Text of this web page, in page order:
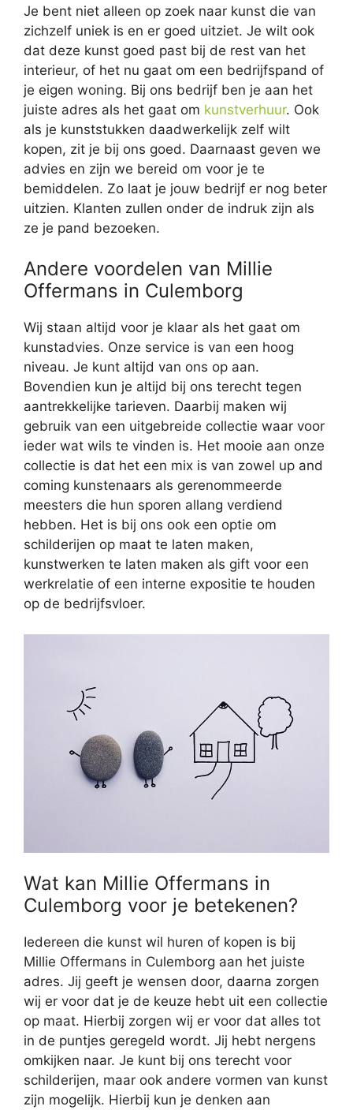
Je bent niet alleen op zoek naar kunst die van
zichzelf uniek is en er goed uitziet. Je wilt ook
dat deze kunst goed past bij de rest van het
interieur, of het nu gaat om een bedrijfspand of
je eigen woning. Bij ons bedrijf ben je aan het
juiste adres als het gaat om kunstverhuur. Ook
als je kunststukken daadwerkelijk zelf wilt
kopen, zit je bij ons goed. Daarnaast geven we
advies en zijn we bereid om voor je te
bemiddelen. Zo laat je jouw bedrijf er nog beter
uitzien. Klanten zullen onder de indruk zijn als
ze je pand bezoeken.
Andere voordelen van Millie
Offermans in Culemborg
Wij staan altijd voor je klaar als het gaat om
kunstadvies. Onze service is van een hoog
niveau. Je kunt altijd van ons op aan.
Bovendien kun je altijd bij ons terecht tegen
aantrekkelijke tarieven. Daarbij maken wij
gebruik van een uitgebreide collectie waar voor
ieder wat wils te vinden is. Het mooie aan onze
collectie is dat het een mix is van zowel up and
coming kunstenaars als gerenommeerde
meesters die hun sporen allang verdiend
hebben. Het is bij ons ook een optie om
schilderijen op maat te laten maken,
kunstwerken te laten maken als gift voor een
werkrelatie of een interne expositie te houden
op de bedrijfsvloer.
Wat kan Millie Offermans in
Culemborg voor je betekenen?
Iedereen die kunst wil huren of kopen is bij
Millie Offermans in Culemborg aan het juiste
adres. Jij geeft je wensen door, daarna zorgen
wij er voor dat je de keuze hebt uit een collectie
op maat. Hierbij zorgen wij er voor dat alles tot
in de puntjes geregeld wordt. Jij hebt nergens
omkijken naar. Je kunt bij ons terecht voor
schilderijen, maar ook andere vormen van kunst
zijn mogelijk. Hierbij kun je denken aan